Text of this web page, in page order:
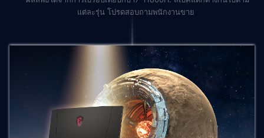
แต่ละรุ่น โปรดสอบถามพนักงานขาย